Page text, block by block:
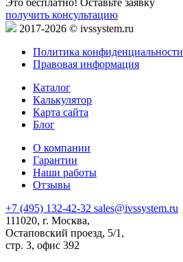
Это бесплатно! Оставьте заявку
получить консультацию
2017-2026 © ivssystem.ru
Политика конфиденциальности
Правовая информация
Каталог
Калькулятор
Карта сайта
Блог
О компании
Гарантии
Наши работы
Отзывы
+7 (495) 132-42-32 sales@ivssystem.ru
111020, г. Москва,
Остаповский проезд, 5/1,
стр. 3, офис 392